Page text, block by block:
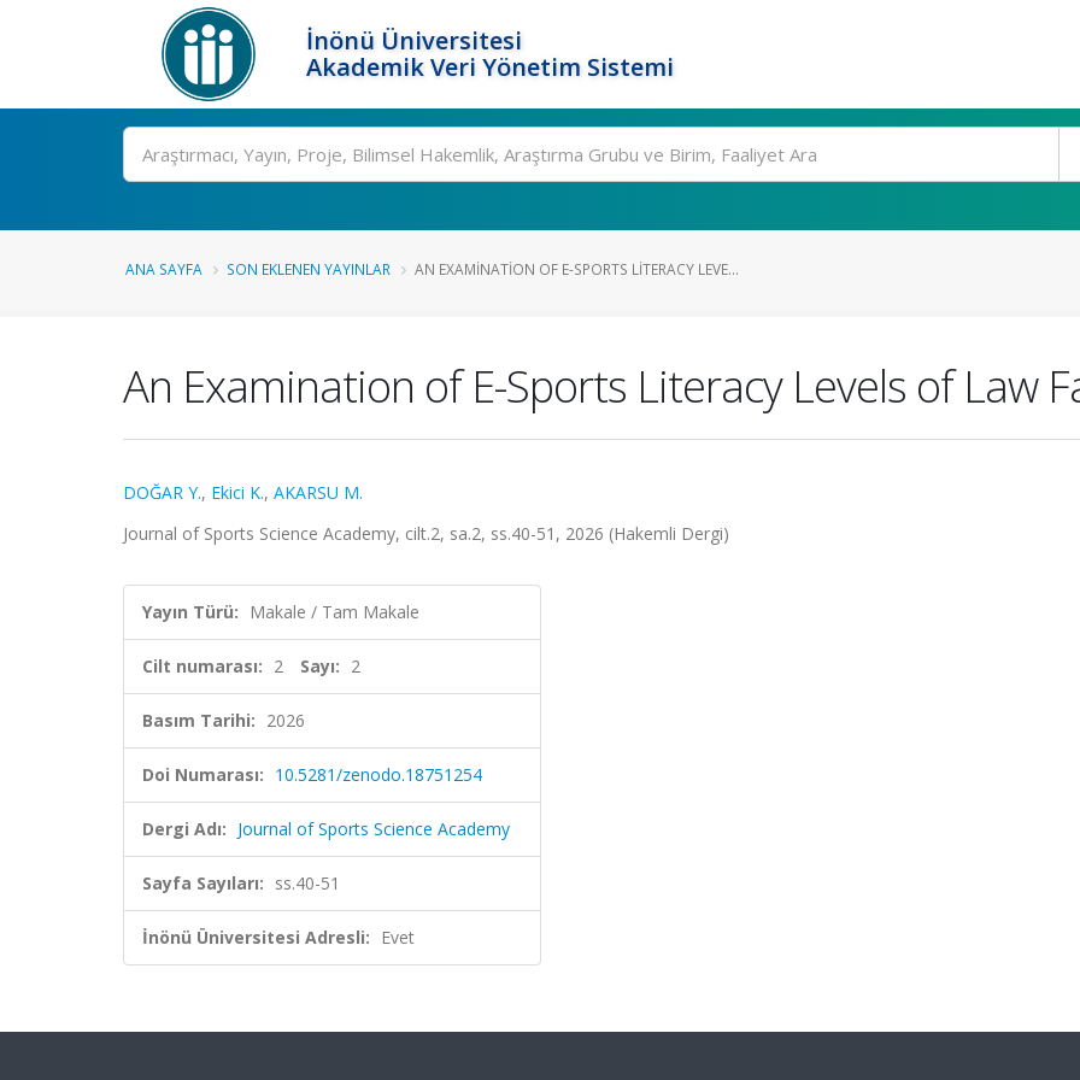
İnönü Üniversitesi
Akademik Veri Yönetim Sistemi
Ara
ANA SAYFA SON EKLENEN YAYINLAR AN EXAMINATION OF E-SPORTS LITERACY LEVE...
An Examination of E-Sports Literacy Levels of Law
DOĞAR Y., Ekici K., AKARSU M.
Journal of Sports Science Academy, cilt.2, sa.2, ss.40-51, 2026 (Hakemli Dergi)
Yayın Türü: Makale / Tam Makale
Cilt numarası: 2 Sayı: 2
Basım Tarihi: 2026
Doi Numarası: 10.5281/zenodo.18751254
Dergi Adı: Journal of Sports Science Academy
Sayfa Sayıları: ss.40-51
İnönü Üniversitesi Adresli: Evet